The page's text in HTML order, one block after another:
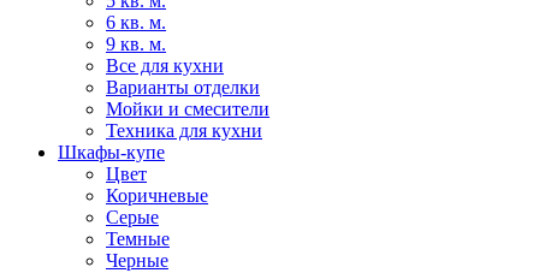
6 кв. м.
9 кв. м.
Все для кухни
Варианты отделки
Мойки и смесители
Техника для кухни
Шкафы-купе
Цвет
Коричневые
Серые
Темные
Черные